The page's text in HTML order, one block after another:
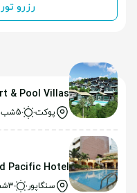
رزرو
& Pool Villas
پوکت 5شب
Pacific Hotel
سنگاپور 3شب